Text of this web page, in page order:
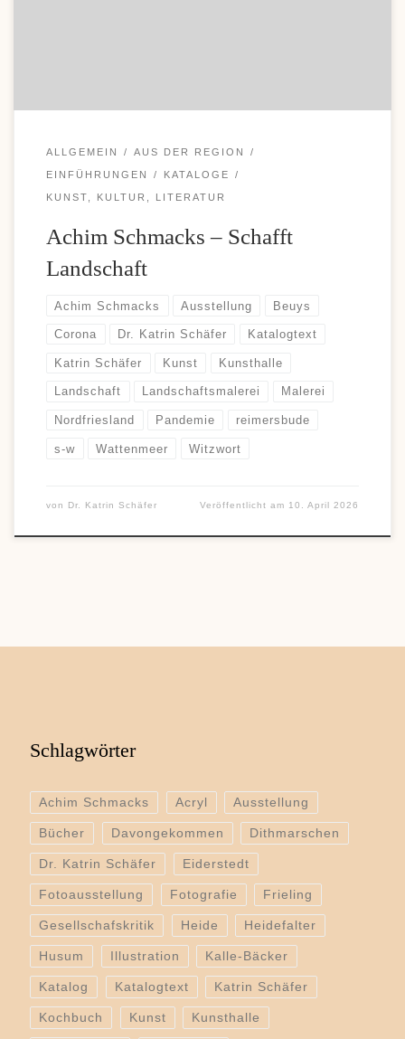
ALLGEMEIN AUS DER REGION
EINFÜHRUNGEN KATALOGE
KUNST, KULTUR, LITERATUR
Achim Schmacks – Schafft
Landschaft
Achim Schmacks Ausstellung Beuys
Corona Dr. Katrin Schäfer Katalogtext
Katrin Schäfer Kunst Kunsthalle
Landschaft Landschaftsmalerei Malerei
Nordfriesland Pandemie reimersbude
s-w Wattenmeer Witzwort
von Dr. Katrin Schäfer Veröffentlicht am 10. April 2026
Schlagwörter
Achim Schmacks Acryl Ausstellung
Bücher Davongekommen Dithmarschen
Dr. Katrin Schäfer Eiderstedt
Fotoausstellung Fotografie Frieling
Gesellschafskritik Heide Heidefalter
Husum Illustration Kalle-Bäcker
Katalog Katalogtext Katrin Schäfer
Kochbuch Kunst Kunsthalle